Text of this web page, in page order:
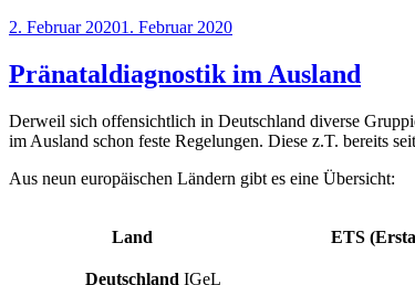
Veröffentlicht
2. Februar 20201. Februar 2020
Pränataldiagnostik im Ausland
Derweil sich offensichtlich in Deutschland diverse
im Ausland schon feste Regelungen. Diese z.T. bereits
Aus neun europäischen Ländern gibt es eine Übersicht:
Land ETS
Deutschland IGeL